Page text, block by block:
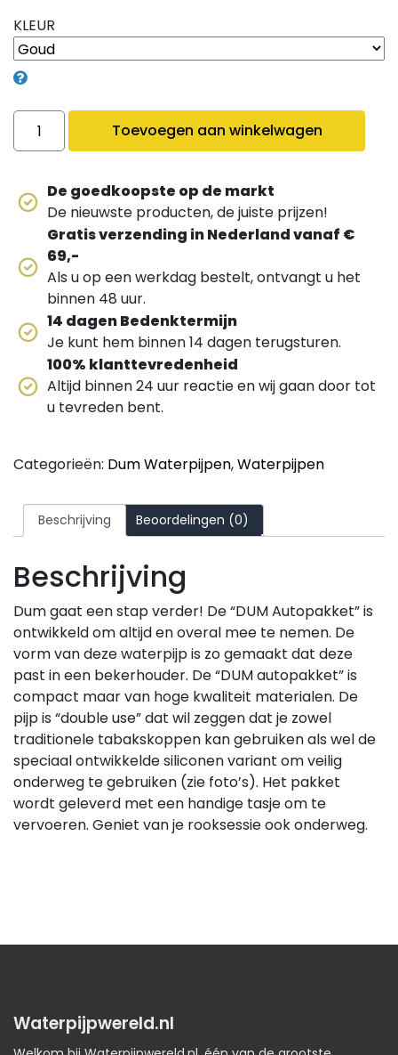
De goedkoopste op de markt
De nieuwste producten, de juiste prijzen!
Gratis verzending in Nederland vanaf €
69,-
Als u op een werkdag bestelt, ontvangt u het
binnen 48 uur.
14 dagen Bedenktermijn
Je kunt hem binnen 14 dagen terugsturen.
100% klanttevredenheid
Altijd binnen 24 uur reactie en wij gaan door tot
u tevreden bent.
KLEUR
Dum Autopakket quantity
Toevoegen aan winkelwagen
Categorieën: Dum Waterpijpen,Waterpijpen
Beschrijving Beoordelingen (0)
Beschrijving
Dum gaat een stap verder! De “DUM Autopakket” is
ontwikkeld om altijd en overal mee te nemen. De
vorm van deze waterpijp is zo gemaakt dat deze
past in een bekerhouder. De “DUM autopakket” is
compact maar van hoge kwaliteit materialen. De
pijp is “double use” dat wil zeggen dat je zowel
traditionele tabakskoppen kan gebruiken als wel de
speciaal ontwikkelde siliconen variant om veilig
onderweg te gebruiken (zie foto’s). Het pakket
wordt geleverd met een handige tasje om te
vervoeren. Geniet van je rooksessie ook onderweg.
Waterpijpwereld.nl